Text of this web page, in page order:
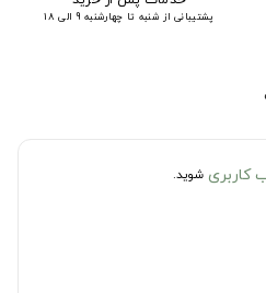
پشتیبانی از شنبه تا چهارشنبه 9 الی 18
کاربری شوید.